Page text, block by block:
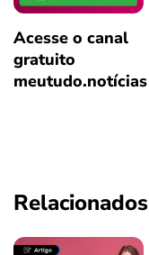
Acesse o canal
gratuito
meutudo.notícias
Relacionados